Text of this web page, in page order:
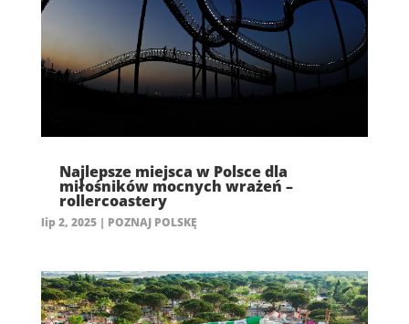
Najlepsze miejsca w Polsce dla
miłośników mocnych wrażeń –
rollercoastery
lip 2, 2025| POZNAJ POLSKĘ